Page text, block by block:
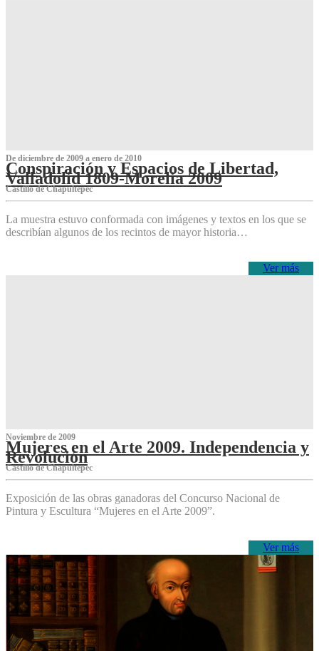
De diciembre de 2009 a enero de 2010
Conspiración y Espacios de Libertad,
Valladolid 1809-Morelia 2009
Castillo de Chapultepec
La muestra estuvo conformada con imágenes y textos en los que se
describían algunos de los recintos de mayor historia…
Ver más
Noviembre de 2009
Mujeres en el Arte 2009. Independencia y
Revolución
Castillo de Chapultepec
Exposición de las obras ganadoras del Concurso Nacional de
Pintura y Escultura “Mujeres en el Arte 2009”.
Ver más